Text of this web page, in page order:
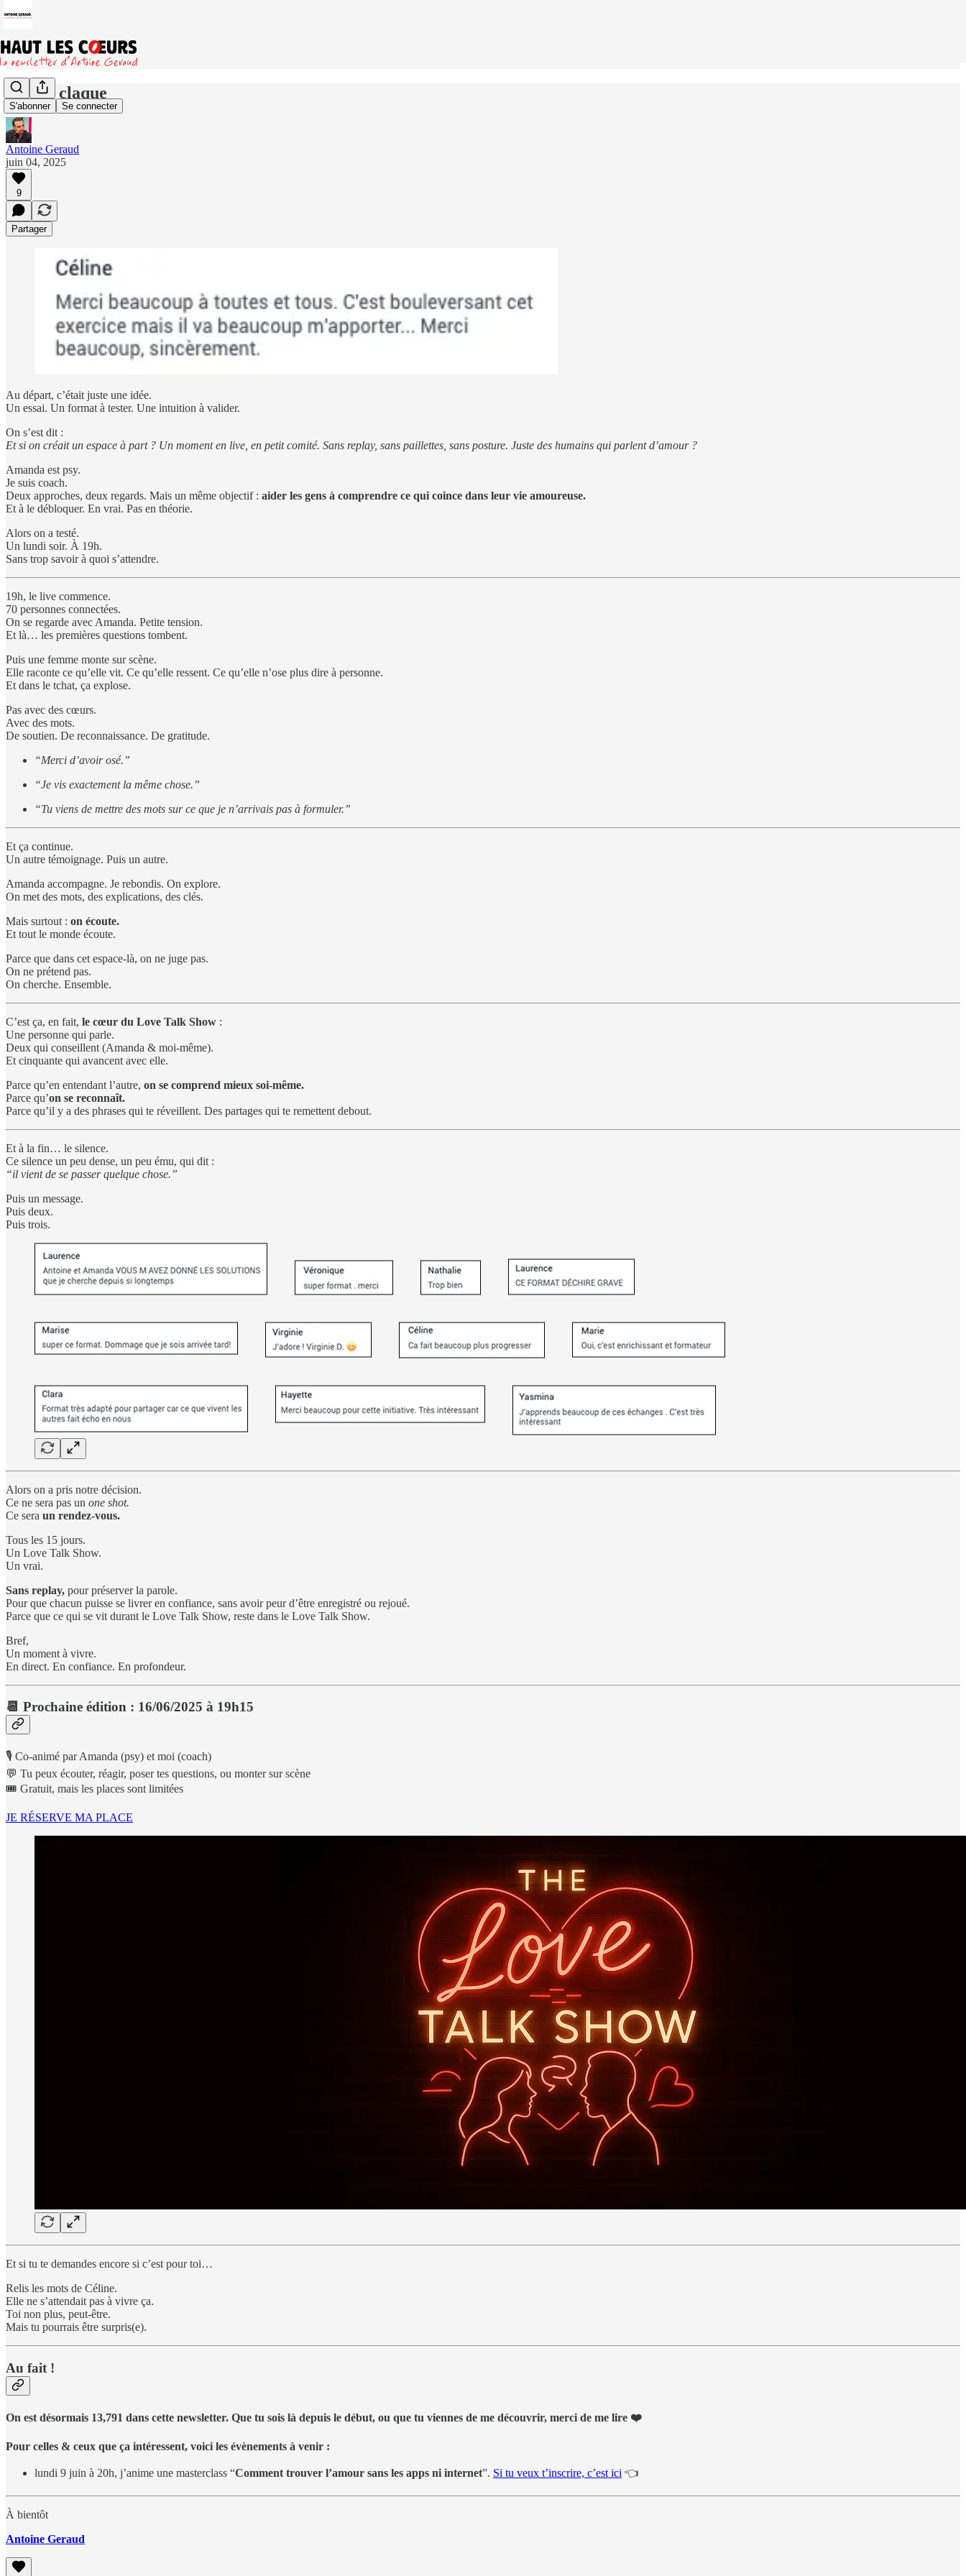
S'abonner Se connecter
Quelle claque
Antoine Geraud
juin 04, 2025
9
Partager
Au départ, c’était juste une idée.
Un essai. Un format à tester. Une intuition à valider.
On s’est dit :
Et si on créait un espace à part ? Un moment en live, en petit comité. Sans replay, sans paillettes, sans posture. Juste des humains qui parlent d’amour ?
Amanda est psy.
Je suis coach.
Deux approches, deux regards. Mais un même objectif : aider les gens à comprendre ce qui coince dans leur vie amoureuse.
Et à le débloquer. En vrai. Pas en théorie.
Alors on a testé.
Un lundi soir. À 19h.
Sans trop savoir à quoi s’attendre.
19h, le live commence.
70 personnes connectées.
On se regarde avec Amanda. Petite tension.
Et là… les premières questions tombent.
Puis une femme monte sur scène.
Elle raconte ce qu’elle vit. Ce qu’elle ressent. Ce qu’elle n’ose plus dire à personne.
Et dans le tchat, ça explose.
Pas avec des cœurs.
Avec des mots.
De soutien. De reconnaissance. De gratitude.
“Merci d’avoir osé.”
“Je vis exactement la même chose.”
“Tu viens de mettre des mots sur ce que je n’arrivais pas à formuler.”
Et ça continue.
Un autre témoignage. Puis un autre.
Amanda accompagne. Je rebondis. On explore.
On met des mots, des explications, des clés.
Mais surtout : on écoute.
Et tout le monde écoute.
Parce que dans cet espace-là, on ne juge pas.
On ne prétend pas.
On cherche. Ensemble.
C’est ça, en fait, le cœur du Love Talk Show :
Une personne qui parle.
Deux qui conseillent (Amanda & moi-même).
Et cinquante qui avancent avec elle.
Parce qu’en entendant l’autre, on se comprend mieux soi-même.
Parce qu’on se reconnaît.
Parce qu’il y a des phrases qui te réveillent. Des partages qui te remettent debout.
Et à la fin… le silence.
Ce silence un peu dense, un peu ému, qui dit :
“il vient de se passer quelque chose.”
Puis un message.
Puis deux.
Puis trois.
Alors on a pris notre décision.
Ce ne sera pas un one shot.
Ce sera un rendez-vous.
Tous les 15 jours.
Un Love Talk Show.
Un vrai.
Sans replay, pour préserver la parole.
Pour que chacun puisse se livrer en confiance, sans avoir peur d’être enregistré ou rejoué.
Parce que ce qui se vit durant le Love Talk Show, reste dans le Love Talk Show.
Bref,
Un moment à vivre.
En direct. En confiance. En profondeur.
📆 Prochaine édition : 16/06/2025 à 19h15
🎙️ Co-animé par Amanda (psy) et moi (coach)
💬 Tu peux écouter, réagir, poser tes questions, ou monter sur scène
🎟️ Gratuit, mais les places sont limitées
JE RÉSERVE MA PLACE
Et si tu te demandes encore si c’est pour toi…
Relis les mots de Céline.
Elle ne s’attendait pas à vivre ça.
Toi non plus, peut-être.
Mais tu pourrais être surpris(e).
Au fait !
On est désormais 13,791 dans cette newsletter. Que tu sois là depuis le début, ou que tu viennes de me découvrir, merci de me lire ❤️
Pour celles & ceux que ça intéressent, voici les évènements à venir :
lundi 9 juin à 20h, j’anime une masterclass “Comment trouver l’amour sans les apps ni internet”. Si tu veux t’inscrire, c’est ici 👈
À bientôt
Antoine Geraud